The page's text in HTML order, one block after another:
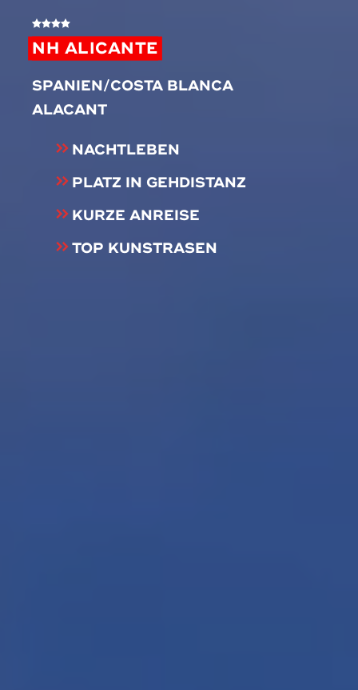
NH ALICANTE
SPANIEN/COSTA BLANCA
ALACANT
NACHTLEBEN
PLATZ IN GEHDISTANZ
KURZE ANREISE
TOP KUNSTRASEN